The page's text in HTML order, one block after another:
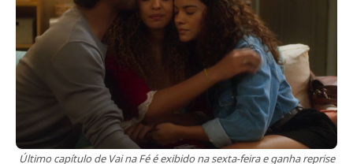
Último capítulo de Vai na Fé é exibido na sexta-feira e ganha reprise